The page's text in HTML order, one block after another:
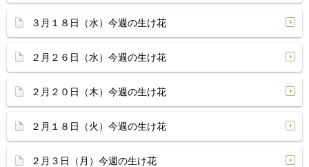
３月１８日（水）今週の生け花
２月２６日（水）今週の生け花
２月２０日（木）今週の生け花
２月１８日（火）今週の生け花
２月３日（月）今週の生け花